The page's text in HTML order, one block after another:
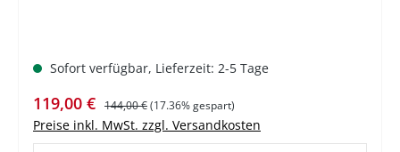
Sofort verfügbar, Lieferzeit: 2-5 Tage
Verkaufspreis:
119,00 € Regulärer Preis:
144,00 €(17.36% gespart)
Preise inkl. MwSt. zzgl. Versandkosten